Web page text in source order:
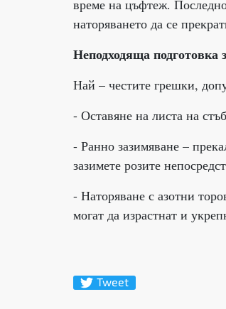
време на цъфтеж.
наторяването да се
Неподходяща подготовка
Най – честите грешки,
- Оставяне на листа на
- Ранно зазимяване –
зазимете розите
- Наторяване с азотни
могат да израстнат и
Tweet